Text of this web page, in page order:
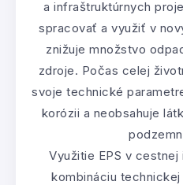
a infraštruktúrnych
spracovať a využiť v
znižuje množstvo
zdroje. Počas celej
svoje technické
korózii a neobsahuje
Využitie EPS v
kombináciu